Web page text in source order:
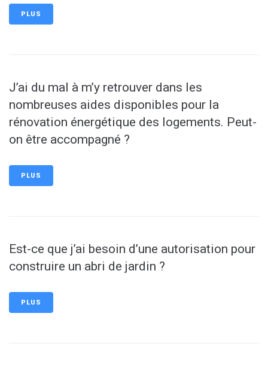
PLUS
J’ai du mal à m’y retrouver dans les
nombreuses aides disponibles pour la
rénovation énergétique des logements. Peut-
on être accompagné ?
PLUS
Est-ce que j’ai besoin d’une autorisation pour
construire un abri de jardin ?
PLUS